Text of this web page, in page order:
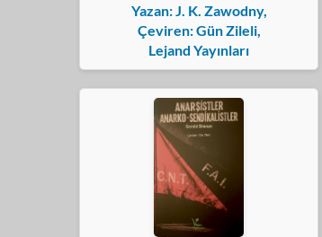
Yazan: J. K. Zawodny,
Çeviren: Gün Zileli,
Lejand Yayınları